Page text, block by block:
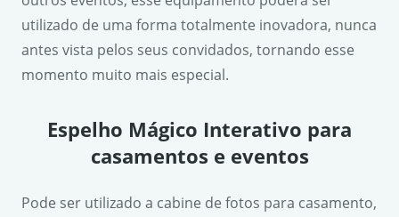
utilizado de uma forma totalmente inovadora, nunca
antes vista pelos seus convidados, tornando esse
momento muito mais especial.
Espelho Mágico Interativo para
casamentos e eventos
Pode ser utilizado a cabine de fotos para casamento,